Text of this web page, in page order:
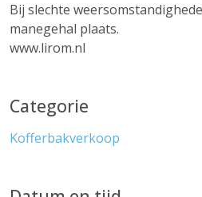
Bij slechte
manegehal plaats.
www.lirom.nl
Categorie
Kofferbakverkoop